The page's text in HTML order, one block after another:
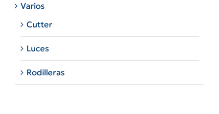
Varios
Cutter
Luces
Rodilleras